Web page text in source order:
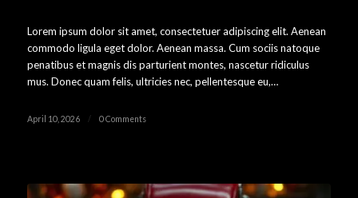
Lorem ipsum dolor sit amet, consectetuer adipiscing elit. Aenean
commodo ligula eget dolor. Aenean massa. Cum sociis natoque
penatibus et magnis dis parturient montes, nascetur ridiculus
mus. Donec quam felis, ultricies nec, pellentesque eu,…
April 10, 2026 / 0 Comments